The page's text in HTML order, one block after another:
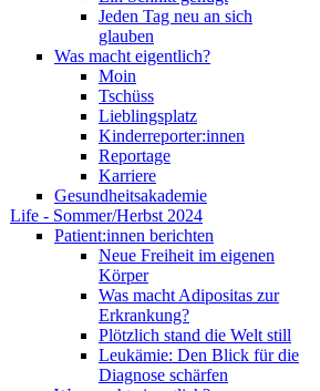
Jeden Tag neu an sich
glauben
Was macht eigentlich?
Moin
Tschüss
Lieblingsplatz
Kinderreporter:innen
Reportage
Karriere
Gesundheitsakademie
Life - Sommer/Herbst 2024
Patient:innen berichten
Neue Freiheit im eigenen
Körper
Was macht Adipositas zur
Erkrankung?
Plötzlich stand die Welt still
Leukämie: Den Blick für die
Diagnose schärfen